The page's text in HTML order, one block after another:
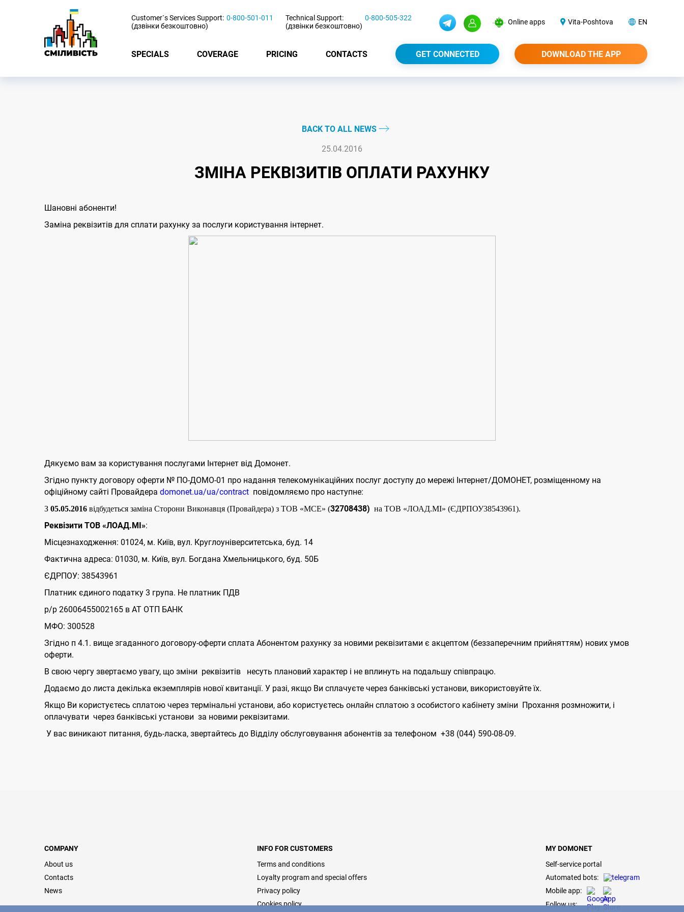
Customer`s Services Support:
(дзвінки безкоштовно)
0-800-501-011
Technical Support:
(дзвінки безкоштовно)
0-800-505-322 Online apps Vita-Poshtova EN
SPECIALS COVERAGE PRICING CONTACTS GET CONNECTED DOWNLOAD THE APP
BACK TO ALL NEWS
25.04.2016
ЗМІНА РЕКВІЗИТІВ ОПЛАТИ РАХУНКУ
Шановні абоненти!
Заміна реквізитів для сплати рахунку за послуги користування інтернет.
Дякуємо вам за користування послугами Інтернет від Домонет.
Згідно пункту договору оферти № ПО-ДОМО-01 про надання телекомунікаційних послуг доступу до мережі Інтернет/ДОМОНЕТ, розміщенному на
офіційному сайті Провайдера domonet.ua/ua/contract повідомляємо про наступне:
З 05.05.2016 відбудеться заміна Сторони Виконавця (Провайдера) з ТОВ «МСЕ» (32708438) на ТОВ «ЛОАД.МІ» (ЄДРПОУ38543961).
Реквізити ТОВ «ЛОАД.МІ»:
Місцезнаходження: 01024, м. Київ, вул. Круглоуніверситетська, буд. 14
Фактична адреса: 01030, м. Київ, вул. Богдана Хмельницького, буд. 50Б
ЄДРПОУ: 38543961
Платник єдиного податку 3 група. Не платник ПДВ
р/р 26006455002165 в АТ ОТП БАНК
МФО: 300528
Згідно п 4.1. вище згаданного договору-оферти сплата Абонентом рахунку за новими реквізитами є акцептом (беззаперечним прийняттям) нових умов
оферти.
В свою чергу звертаємо увагу, що зміни реквізитів несуть плановий характер і не вплинуть на подальшу співпрацю.
Додаємо до листа декілька екземплярів нової квитанції. У разі, якщо Ви сплачуєте через банківські установи, використовуйте їх.
Якщо Ви користуєтесь сплатою через термінальні установи, або користуєтесь онлайн сплатою з особистого кабінету зміни Прохання розмножити, і
оплачувати через банківські установи за новими реквізитами.
У вас виникают питання, будь-ласка, звертайтесь до Відділу обслуговування абонентів за телефоном +38 (044) 590-08-09.
COMPANY
About us
Contacts
News
INFO FOR CUSTOMERS
Terms and conditions
Loyalty program and special offers
Privacy policy
Cookies policy
MY DOMONET
Self-service portal
Automated bots:
Mobile app:
Follow us: